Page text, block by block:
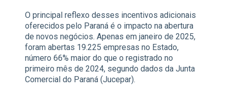
O principal reflexo desses incentivos adicionais
oferecidos pelo Paraná é o impacto na abertura
de novos negócios. Apenas em janeiro de 2025,
foram abertas 19.225 empresas no Estado,
número 66% maior do que o registrado no
primeiro mês de 2024, segundo dados da Junta
Comercial do Paraná (Jucepar).